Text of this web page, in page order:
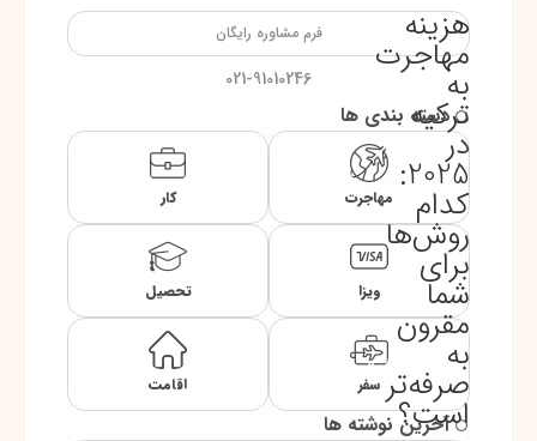
هزینه
مهاجرت
به
ترکیه
در
2025:
کدام
روش‌ها
برای
شما
مقرون
به
صرفه‌تر
است؟
فرم مشاوره رایگان
021-91010246
دسته بندی ها
مهاجرت کار
ویزا تحصیل
سفر اقامت
آخرین نوشته ها